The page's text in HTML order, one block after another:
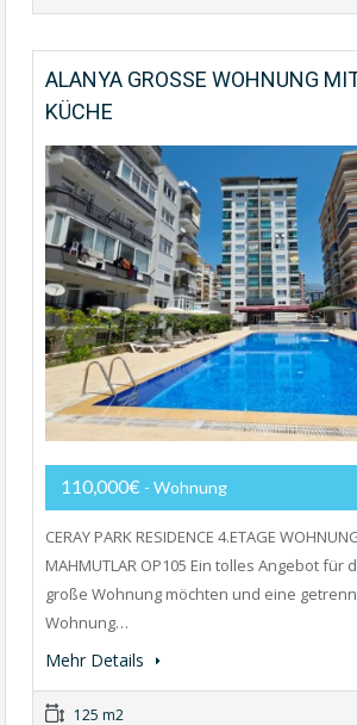
ALANYA GROSSE WOHNUNG
KÜCHE
110,000€ - Wohnung
CERAY PARK RESIDENCE 4.ETAGE
MAHMUTLAR OP105 Ein tolles Angebot für
große Wohnung möchten und eine
Wohnung…
Mehr Details
125 m2